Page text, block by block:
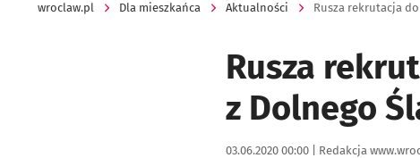
wroclaw.pl Dla mieszkańca Aktualności Rusza rekrutacja
Rusza
z Dolnego
Data publikacji:
03.06.2020 00:00 | Autor:
Redakcja